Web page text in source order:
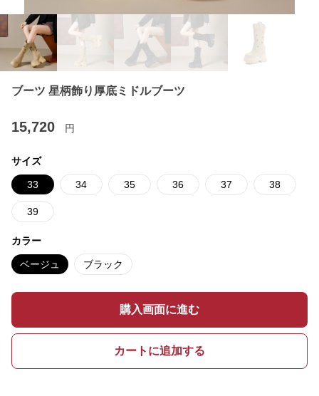
ブーツ 星柄飾り厚底ミドルブーツ
15,720 円
サイズ
33 34 35 36 37 38
39
カラー
ベージュ ブラック
購入画面に進む
カートに追加する